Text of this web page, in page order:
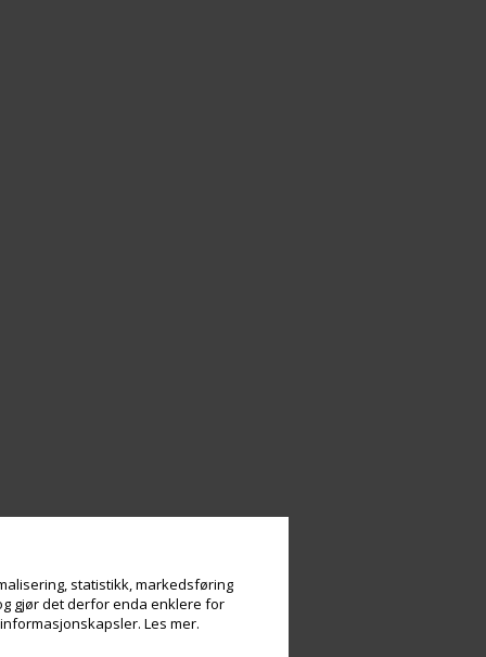
statistikk, markedsføring
gjør det derfor enda enklere for
Les mer.